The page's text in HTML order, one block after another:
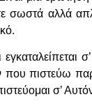
σωστά αλλά
που πιστεύω
σ’